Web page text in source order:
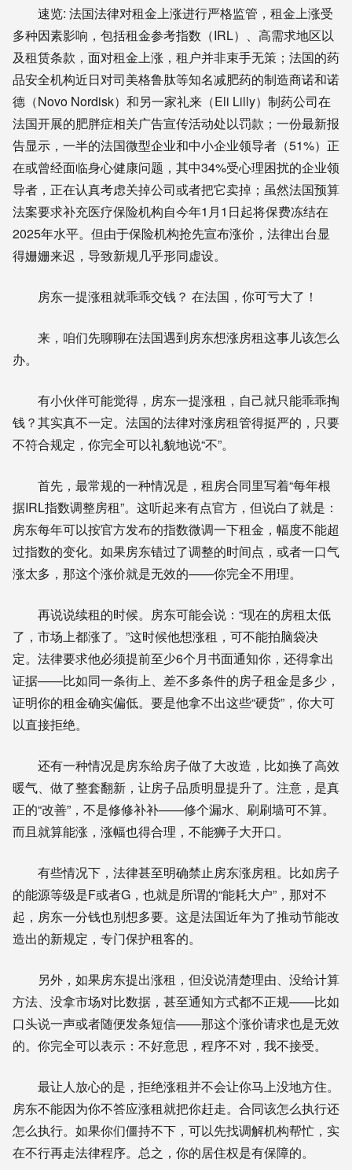
速览: 法国法律对租金上涨进行严格监管，租金上涨受
多种因素影响，包括租金参考指数（IRL）、高需求地区以
及租赁条款，面对租金上涨，租户并非束手无策；法国的药
品安全机构近日对司美格鲁肽等知名减肥药的制造商诺和诺
德（Novo Nordisk）和另一家礼来（Eli Lilly）制药公司在
法国开展的肥胖症相关广告宣传活动处以罚款；一份最新报
告显示，一半的法国微型企业和中小企业领导者（51%）正
在或曾经面临身心健康问题，其中34%受心理困扰的企业领
导者，正在认真考虑关掉公司或者把它卖掉；虽然法国预算
法案要求补充医疗保险机构自今年1月1日起将保费冻结在
2025年水平。但由于保险机构抢先宣布涨价，法律出台显
得姗姗来迟，导致新规几乎形同虚设。
房东一提涨租就乖乖交钱？ 在法国，你可亏大了！
来，咱们先聊聊在法国遇到房东想涨房租这事儿该怎么
办。
有小伙伴可能觉得，房东一提涨租，自己就只能乖乖掏
钱？其实真不一定。法国的法律对涨房租管得挺严的，只要
不符合规定，你完全可以礼貌地说“不”。
首先，最常规的一种情况是，租房合同里写着“每年根
据IRL指数调整房租”。这听起来有点官方，但说白了就是：
房东每年可以按官方发布的指数微调一下租金，幅度不能超
过指数的变化。如果房东错过了调整的时间点，或者一口气
涨太多，那这个涨价就是无效的——你完全不用理。
再说说续租的时候。房东可能会说：“现在的房租太低
了，市场上都涨了。”这时候他想涨租，可不能拍脑袋决
定。法律要求他必须提前至少6个月书面通知你，还得拿出
证据——比如同一条街上、差不多条件的房子租金是多少，
证明你的租金确实偏低。要是他拿不出这些“硬货”，你大可
以直接拒绝。
还有一种情况是房东给房子做了大改造，比如换了高效
暖气、做了整套翻新，让房子品质明显提升了。注意，是真
正的“改善”，不是修修补补——修个漏水、刷刷墙可不算。
而且就算能涨，涨幅也得合理，不能狮子大开口。
有些情况下，法律甚至明确禁止房东涨房租。比如房子
的能源等级是F或者G，也就是所谓的“能耗大户”，那对不
起，房东一分钱也别想多要。这是法国近年为了推动节能改
造出的新规定，专门保护租客的。
另外，如果房东提出涨租，但没说清楚理由、没给计算
方法、没拿市场对比数据，甚至通知方式都不正规——比如
口头说一声或者随便发条短信——那这个涨价请求也是无效
的。你完全可以表示：不好意思，程序不对，我不接受。
最让人放心的是，拒绝涨租并不会让你马上没地方住。
房东不能因为你不答应涨租就把你赶走。合同该怎么执行还
怎么执行。如果你们僵持不下，可以先找调解机构帮忙，实
在不行再走法律程序。总之，你的居住权是有保障的。